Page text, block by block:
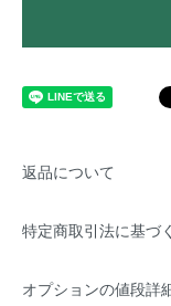
返品について
特定商取引法に基づ
オプションの値段詳